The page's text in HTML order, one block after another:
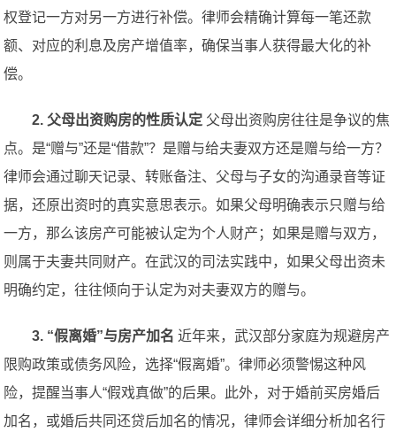
权登记一方对另一方进行补偿。律师会精确计算每一笔还款
额、对应的利息及房产增值率，确保当事人获得最大化的补
偿。
2. 父母出资购房的性质认定 父母出资购房往往是争议的焦
点。是“赠与”还是“借款”？是赠与给夫妻双方还是赠与给一方？
律师会通过聊天记录、转账备注、父母与子女的沟通录音等证
据，还原出资时的真实意思表示。如果父母明确表示只赠与给
一方，那么该房产可能被认定为个人财产；如果是赠与双方，
则属于夫妻共同财产。在武汉的司法实践中，如果父母出资未
明确约定，往往倾向于认定为对夫妻双方的赠与。
3. “假离婚”与房产加名 近年来，武汉部分家庭为规避房产
限购政策或债务风险，选择“假离婚”。律师必须警惕这种风
险，提醒当事人“假戏真做”的后果。此外，对于婚前买房婚后
加名，或婚后共同还贷后加名的情况，律师会详细分析加名行